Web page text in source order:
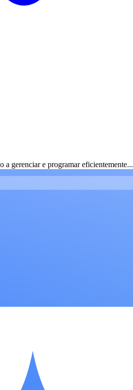
a gerenciar e programar eficientemente...